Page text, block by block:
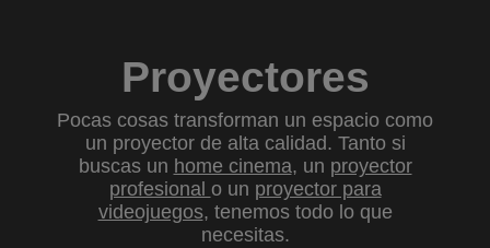
Proyectores
Pocas cosas transforman un espacio como
un proyector de alta calidad. Tanto si
buscas un home cinema, un proyector
profesional o un proyector para
videojuegos, tenemos todo lo que
necesitas.